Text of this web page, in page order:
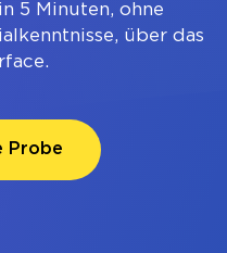
5 Minuten, ohne
über das
Probe